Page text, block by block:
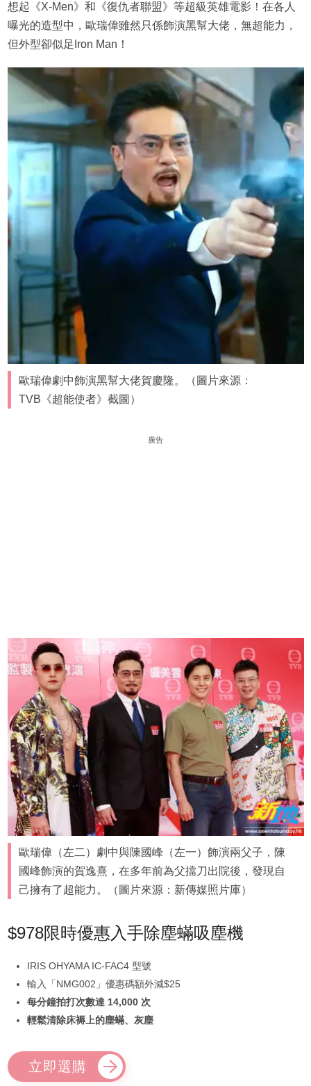
想起《X-Men》和《復仇者聯盟》等超級英雄電影！在各人
曝光的造型中，歐瑞偉雖然只係飾演黑幫大佬，無超能力，
但外型卻似足Iron Man！
歐瑞偉劇中飾演黑幫大佬賀慶隆。（圖片來源：
TVB《超能使者》截圖）
廣告
歐瑞偉（左二）劇中與陳國峰（左一）飾演兩父子，陳
國峰飾演的賀逸熹，在多年前為父擋刀出院後，發現自
己擁有了超能力。（圖片來源：新傳媒照片庫）
$978限時優惠入手除塵蟎吸塵機
IRIS OHYAMA IC-FAC4 型號
輸入「NMG002」優惠碼額外減$25
每分鐘拍打次數達 14,000 次
輕鬆清除床褥上的塵蟎、灰塵
立即選購